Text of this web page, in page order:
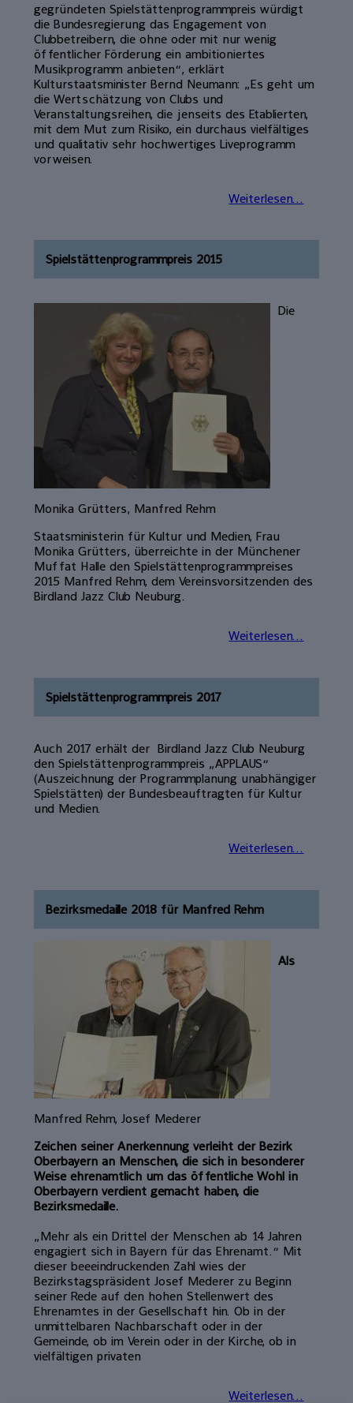
gegründeten Spielstättenprogrammpreis würdigt
die Bundesregierung das Engagement von
Clubbetreibern, die ohne oder mit nur wenig
öffentlicher Förderung ein ambitioniertes
Musikprogramm anbieten“, erklärt
Kulturstaatsminister Bernd Neumann: „Es geht um
die Wertschätzung von Clubs und
Veranstaltungsreihen, die jenseits des Etablierten,
mit dem Mut zum Risiko, ein durchaus vielfältiges
und qualitativ sehr hochwertiges Liveprogramm
vorweisen.
Weiterlesen...
Spielstättenprogrammpreis 2015
Monika Grütters, Manfred Rehm
Die
Staatsministerin für Kultur und Medien, Frau
Monika Grütters, überreichte in der Münchener
Muffat Halle den Spielstättenprogrammpreises
2015 Manfred Rehm, dem Vereinsvorsitzenden des
Birdland Jazz Club Neuburg.
Weiterlesen...
Spielstättenprogrammpreis 2017
Auch 2017 erhält der Birdland Jazz Club Neuburg
den Spielstättenprogrammpreis „APPLAUS“
(Auszeichnung der Programmplanung unabhängiger
Spielstätten) der Bundesbeauftragten für Kultur
und Medien.
Weiterlesen...
Bezirksmedaille 2018 für Manfred Rehm
Manfred Rehm, Josef Mederer
Als
Zeichen seiner Anerkennung verleiht der Bezirk
Oberbayern an Menschen, die sich in besonderer
Weise ehrenamtlich um das öffentliche Wohl in
Oberbayern verdient gemacht haben, die
Bezirksmedaille.
„Mehr als ein Drittel der Menschen ab 14 Jahren
engagiert sich in Bayern für das Ehrenamt.“ Mit
dieser beeeindruckenden Zahl wies der
Bezirkstagspräsident Josef Mederer zu Beginn
seiner Rede auf den hohen Stellenwert des
Ehrenamtes in der Gesellschaft hin. Ob in der
unmittelbaren Nachbarschaft oder in der
Gemeinde, ob im Verein oder in der Kirche, ob in
vielfältigen privaten
Weiterlesen...